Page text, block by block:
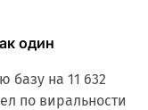
один
базу на 11 632
по виральности